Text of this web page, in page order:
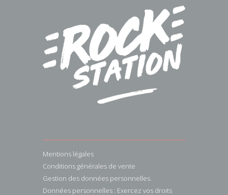
Mentions légales
Conditions générales de vente
Gestion des données personnelles.
Données personnelles : Exercez vos droits